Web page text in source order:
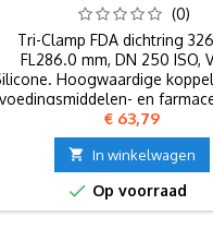
(0)
Tri-Clamp FDA dichtring
FL286.0 mm, DN 250 ISO,
Hoogwaardige
voedingsmiddelen- en
industrie. Maatvast en
Europese normen.
Prijs
€ 63,79
 In winkelwagen
 Op voorraad